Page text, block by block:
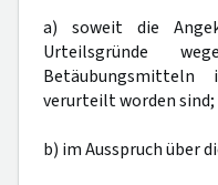
a) soweit die
Urteilsgründe
verurteilt worden sind;
b) im Ausspruch über